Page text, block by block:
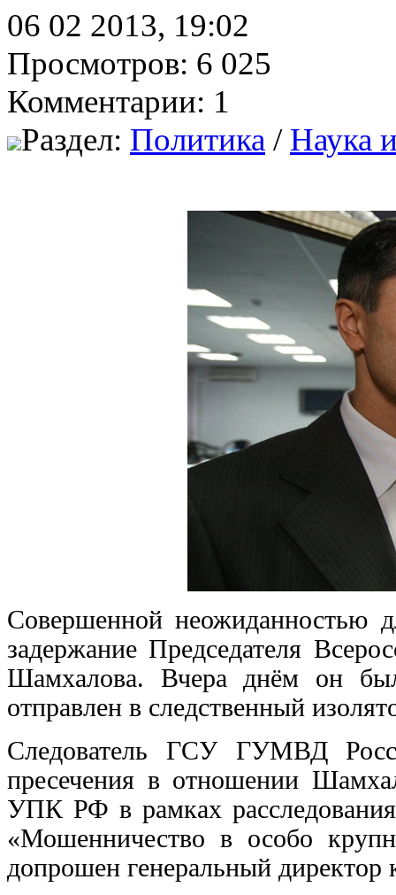
06 02 2013, 19:02
Просмотров: 6 025
Комментарии: 1
Раздел: Политика / Наука
Совершенной неожиданностью
задержание Председателя
Шамхалова. Вчера днём он
отправлен в следственный
Следователь ГСУ ГУМВД
пресечения в отношении
УПК РФ в рамках расследования
«Мошенничество в особо
допрошен генеральный